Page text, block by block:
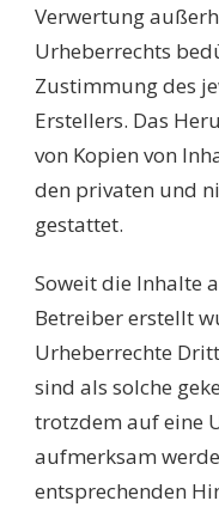
Verwertung
Urheberrechts
Zustimmung des
Erstellers. Das
von Kopien von
den privaten und
gestattet.
Soweit die Inhalte
Betreiber erstellt
Urheberrechte
sind als solche
trotzdem auf eine
aufmerksam
entsprechenden